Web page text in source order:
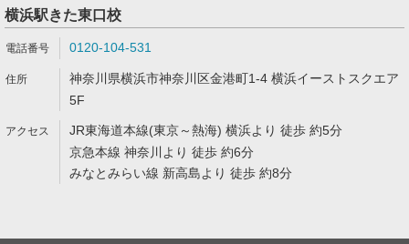
横浜駅きた東口校
0120-104-531
神奈川県横浜市神奈川区金港町1-4 横浜イーストスクエア
5F
JR東海道本線(東京～熱海) 横浜より 徒歩 約5分
京急本線 神奈川より 徒歩 約6分
みなとみらい線 新高島より 徒歩 約8分